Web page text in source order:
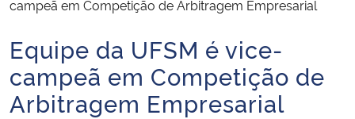
Ministério da Infraestrutura
Ministério da Agricultura, Pecuária e Abastecimento
campeã em Competição de Arbitragem Empresarial
Início do conteúdo
Equipe da UFSM é vice-
campeã em Competição de
Arbitragem Empresarial